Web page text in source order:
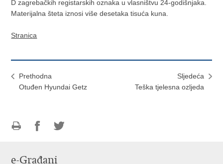
D zagrebačkih registarskih oznaka u vlasništvu 24-godišnjaka.
Materijalna šteta iznosi više desetaka tisuća kuna.
Stranica
Prethodna
Otuđen Hyundai Getz
Sljedeća
Teška tjelesna ozljeda
FacebookuTwitteru
e-Građani